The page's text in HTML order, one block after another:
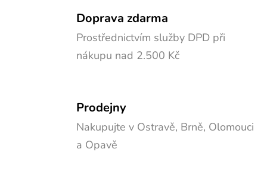
Doprava zdarma
Prostřednictvím služby DPD při
nákupu nad 2.500 Kč
Prodejny
Nakupujte v Ostravě, Brně, Olomouci
a Opavě